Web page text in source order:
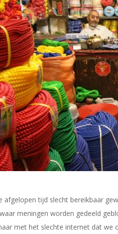
afgelopen tijd slecht bereikbaar
meningen worden gedeeld
met het slechte internet dat we